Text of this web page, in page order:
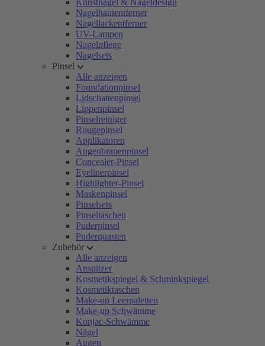
Kunstnägel & Nageldesign
Nagelhautentferner
Nagellackentferner
UV-Lampen
Nagelpflege
Nagelsets
Pinsel
Alle anzeigen
Foundationpinsel
Lidschattenpinsel
Lippenpinsel
Pinselreiniger
Rougepinsel
Applikatoren
Augenbrauenpinsel
Concealer-Pinsel
Eyelinerpinsel
Highlighter-Pinsel
Maskenpinsel
Pinselsets
Pinseltaschen
Puderpinsel
Puderquasten
Zubehör
Alle anzeigen
Anspitzer
Kosmetikspiegel & Schminkspiegel
Kosmetiktaschen
Make-up Leerpaletten
Make-up Schwämme
Konjac-Schwämme
Nägel
Augen